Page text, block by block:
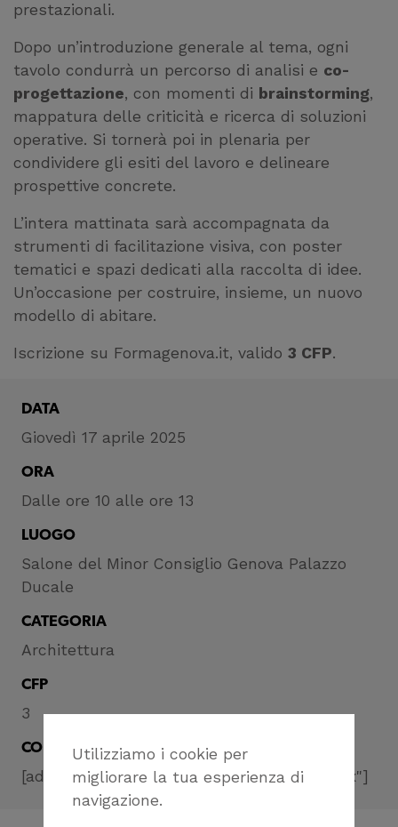
Utilizziamo i cookie per
migliorare la tua esperienza di
navigazione.
prestazionali.
Dopo un’introduzione generale al tema, ogni
tavolo condurrà un percorso di analisi e co-
progettazione, con momenti di brainstorming,
mappatura delle criticità e ricerca di soluzioni
operative. Si tornerà poi in plenaria per
condividere gli esiti del lavoro e delineare
prospettive concrete.
L’intera mattinata sarà accompagnata da
strumenti di facilitazione visiva, con poster
tematici e spazi dedicati alla raccolta di idee.
Un’occasione per costruire, insieme, un nuovo
modello di abitare.
Iscrizione su Formagenova.it, valido 3 CFP.
DATA
Giovedì 17 aprile 2025
ORA
Dalle ore 10 alle ore 13
LUOGO
Salone del Minor Consiglio Genova Palazzo
Ducale
CATEGORIA
Architettura
CFP
3
CONDIVIDI
[addthis tool="addthis_inline_share_toolbox"]